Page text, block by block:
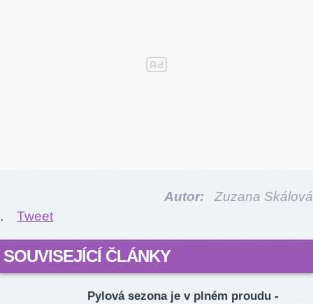
Autor:
Zuzana Skálová
.
Tweet
SOUVISEJÍCÍ ČLÁNKY
Pylová sezona je v plném proudu -